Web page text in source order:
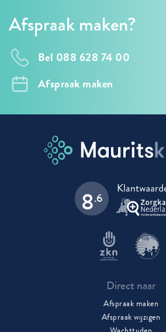
Afspraak maken?
Bel 088 628 74 00
Afspraak maken
8.6
Direct naar
Afspraak maken
Afspraak wijzigen